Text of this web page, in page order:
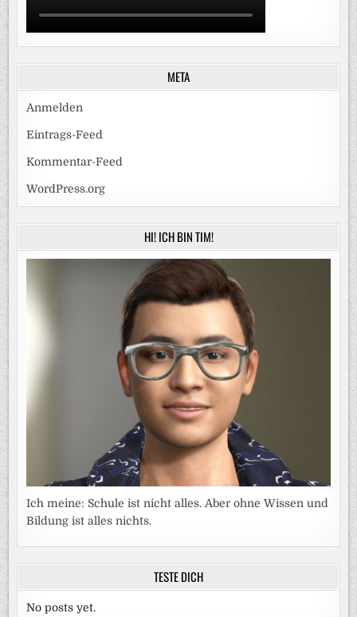
META
Anmelden
Eintrags-Feed
Kommentar-Feed
WordPress.org
HI! ICH BIN TIM!
Ich meine: Schule ist nicht alles. Aber ohne Wissen und
Bildung ist alles nichts.
TESTE DICH
No posts yet.